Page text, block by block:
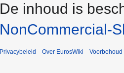
De inhoud is
NonCommercial-
Privacybeleid Over EurosWiki Voorbehoud